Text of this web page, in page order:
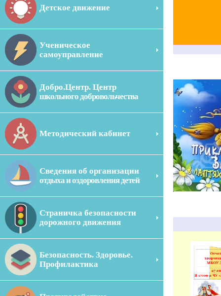
Детское движение
Ученическое
самоуправление
Добро.Центр. Центр
школьного добровольчества
Методический кабинет
Сведения об организации
отдыха и оздоровления детей
Страничка безопасности
дорожного движения
Безопасность. Здоровье.
Профилактика